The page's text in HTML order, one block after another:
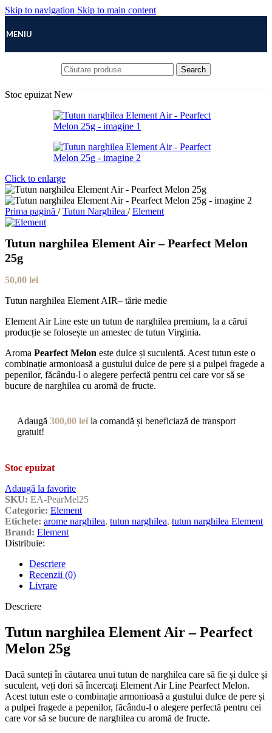
Skip to navigation Skip to main content
MENIU
Search
Stoc epuizat New
Click to enlarge
Prima pagină / Tutun Narghilea / Element
Tutun narghilea Element Air – Pearfect Melon
25g
50,00 lei
Tutun narghilea Element AIR– tărie medie
Element Air Line este un tutun de narghilea premium, la a cărui
producție se folosește un amestec de tutun Virginia.
Aroma Pearfect Melon este dulce și suculentă. Acest tutun este o
combinație armonioasă a gustului dulce de pere și a pulpei fragede a
pepenilor, făcându-l o alegere perfectă pentru cei care vor să se
bucure de narghilea cu aromă de fructe.
Adaugă 300,00 lei la comandă și beneficiază de transport
gratuit!
Stoc epuizat
Adaugă la favorite
SKU: EA-PearMel25
Categorie: Element
Etichete: arome narghilea, tutun narghilea, tutun narghilea Element
Brand: Element
Distribuie:
Descriere
Recenzii (0)
Livrare
Descriere
Tutun narghilea Element Air – Pearfect
Melon 25g
Dacă sunteți în căutarea unui tutun de narghilea care să fie și dulce și
suculent, veți dori să încercați Element Air Line Pearfect Melon.
Acest tutun este o combinație armonioasă a gustului dulce de pere și
a pulpei fragede a pepenilor, făcându-l o alegere perfectă pentru cei
care vor să se bucure de narghilea cu aromă de fructe.